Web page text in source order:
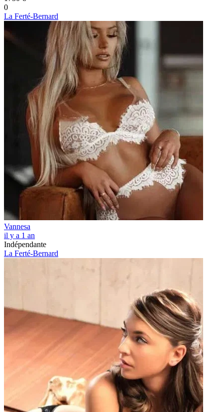
0
La Ferté-Bernard
Vannesa
il y a 1 an
Indépendante
La Ferté-Bernard